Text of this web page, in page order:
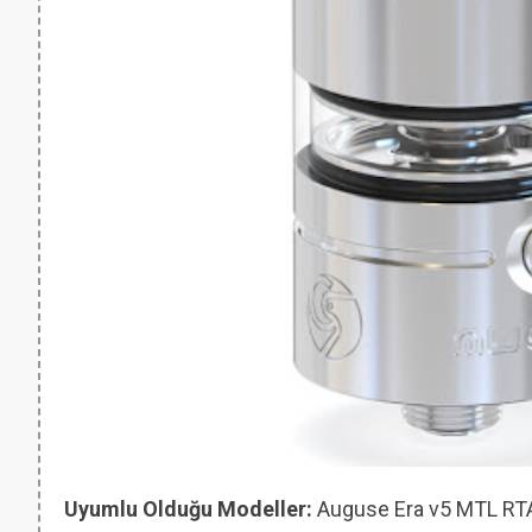
Uyumlu Olduğu Modeller: Auguse Era v5 MTL